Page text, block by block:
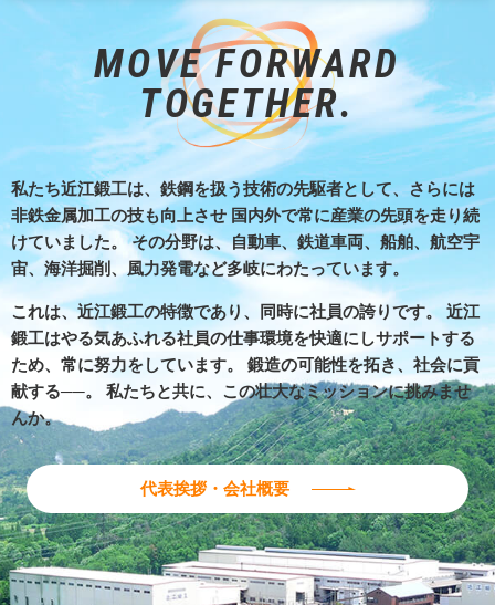
MOVE FORWARD
TOGETHER.
私たち近江鍛工は、鉄鋼を扱う技術の先駆者として、さらには
非鉄金属加工の技も向上させ 国内外で常に産業の先頭を走り続
けていました。その分野は、自動車、鉄道車両、船舶、航空宇
宙、海洋掘削、風力発電など多岐にわたっています。
これは、近江鍛工の特徴であり、同時に社員の誇りです。 近江
鍛工はやる気あふれる社員の仕事環境を快適にしサポートする
ため、常に努力をしています。
鍛造の可能性を拓き、社会に貢
献する──。
私たちと共に、この壮大なミッションに挑みませ
んか。
代表挨拶・会社概要